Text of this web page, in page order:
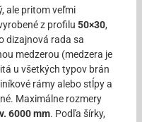
ale pritom veľmi
z profilu 50×30,
dizajnová rada sa
medzerou (medzera je
u všetkých typov brán
rámy alebo stĺpy a
Maximálne rozmery
6000 mm. Podľa šírky,